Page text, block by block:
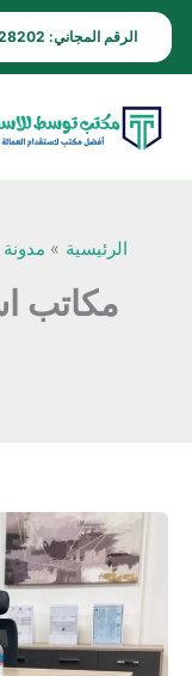
الرقم المجاني: 920028202
تخطي
إلى
المحتوى
الرئيسية مدونة
مكاتب
افضل
مكتب
استقدام
في
الرياض